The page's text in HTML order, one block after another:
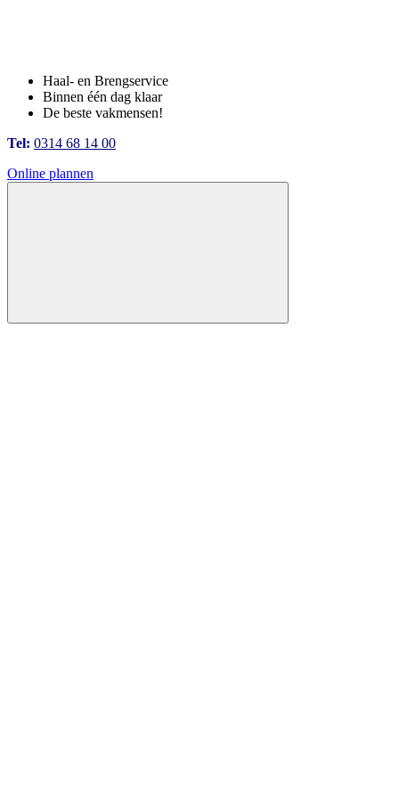
Haal- en Brengservice
Binnen één dag klaar
De beste vakmensen!
Tel: 0314 68 14 00
Online plannen